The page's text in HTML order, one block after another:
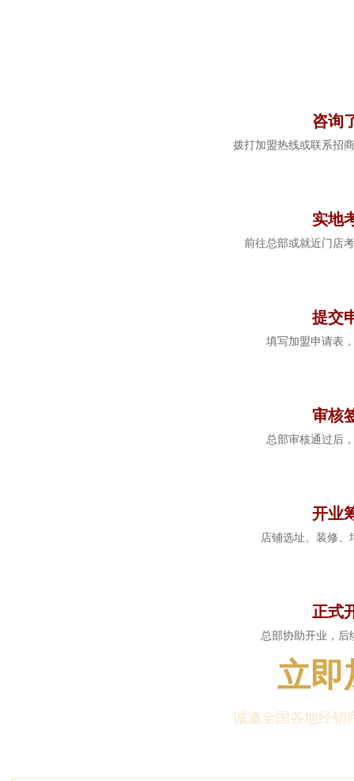
咨询
拨打加盟热线或联系招
实地
前往总部或就近门店
提交
填写加盟申请表
审核
总部审核通过后
开业
店铺选址、装修、
正式
总部协助开业，后
立即
诚邀全国各地经销